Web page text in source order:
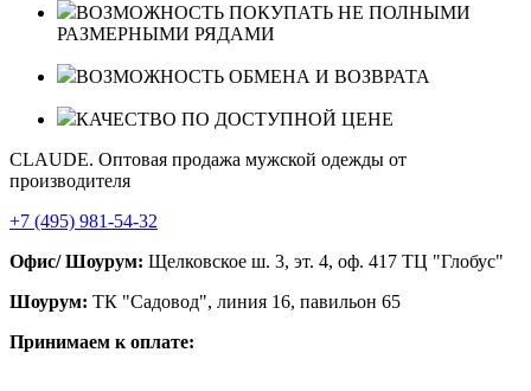
ВОЗМОЖНОСТЬ ПОКУПАТЬ НЕ ПОЛНЫМИ
РАЗМЕРНЫМИ РЯДАМИ
ВОЗМОЖНОСТЬ ОБМЕНА И ВОЗВРАТА
КАЧЕСТВО ПО ДОСТУПНОЙ ЦЕНЕ
CLAUDE. Оптовая продажа мужской одежды от
производителя
+7 (495) 981-54-32
Офис/ Шоурум: Щелковское ш. 3, эт. 4, оф. 417 ТЦ "Глобус"
Шоурум: ТК "Садовод", линия 16, павильон 65
Принимаем к оплате: